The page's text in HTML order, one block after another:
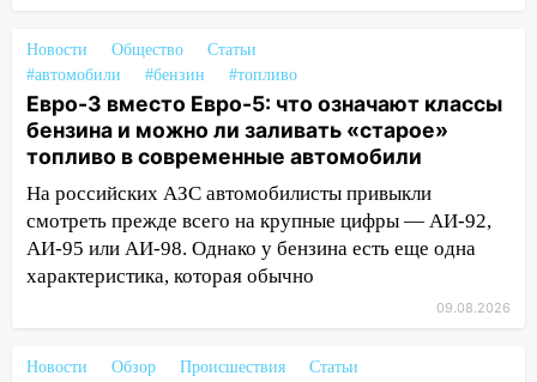
13:54 В мэрии Ульяновска рассказали,
как устраняют последствия мощного
шторма
13:49 Стихия продолжает крушить
Ульяновск: дерево рухнуло на дом на
Орджоникидзе
13:47 На Нижней Террасе мощным
ветром вырвало дерево с корнем
СТО на проспекте Созидателей
Новости Общество
Статьи
#автомобили
#бензин #топливо
Евро-3 вместо Евро-5: что означают классы
бензина и можно ли заливать «старое»
топливо в современные автомобили
На российских АЗС автомобилисты привыкли
смотреть прежде всего на крупные цифры — АИ-92,
АИ-95 или АИ-98. Однако у бензина есть еще одна
характеристика, которая обычно
09.08.2026
Новости Обзор Происшествия
Статьи